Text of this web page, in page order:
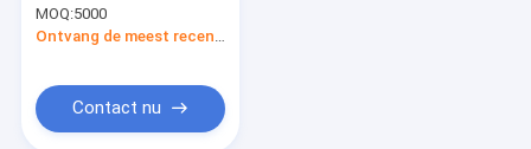
voor industriële
toepassingen
MOQ:5000
Ontvang de meest recente Prijs
Contact nu